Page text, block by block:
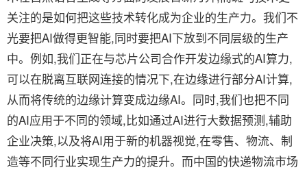
关注的是如何把这些技术转化成为企业的生产力。我们不
光要把AI做得更智能,同时要把AI下放到不同层级的生产
中。例如,我们正在与芯片公司合作开发边缘式的AI算力,
可以在脱离互联网连接的情况下,在边缘进行部分AI计算,
从而将传统的边缘计算变成边缘AI。同时,我们也把不同
的AI应用于不同的领域,比如通过AI进行大数据预测,辅助
企业决策,以及将AI用于新的机器视觉,在零售、物流、制
造等不同行业实现生产力的提升。而中国的快递物流市场